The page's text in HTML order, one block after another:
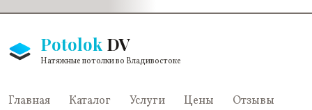
Potolok DV
Натяжные потолки во Владивостоке
Главная Каталог Услуги Цены
Отзывы